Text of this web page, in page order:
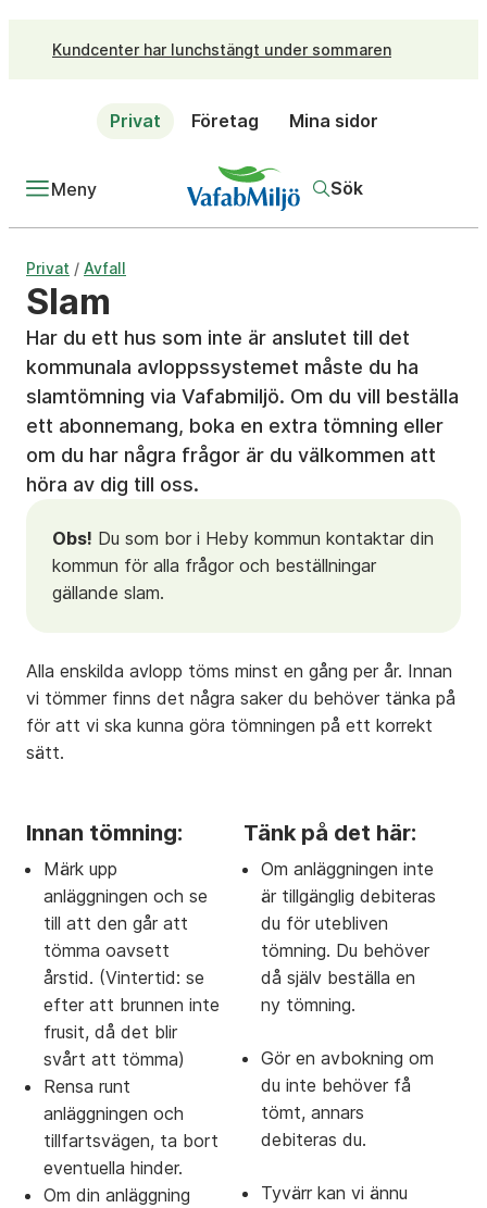
Kundcenter har lunchstängt under sommaren
Privat Företag Mina sidor
Meny Sök
Privat / Avfall
Slam
Har du ett hus som inte är anslutet till det
kommunala avloppssystemet måste du ha
slamtömning via Vafabmiljö. Om du vill beställa
ett abonnemang, boka en extra tömning eller
om du har några frågor är du välkommen att
höra av dig till oss.
Obs! Du som bor i Heby kommun kontaktar din
kommun för alla frågor och beställningar
gällande slam.
Alla enskilda avlopp töms minst en gång per år. Innan
vi tömmer finns det några saker du behöver tänka på
för att vi ska kunna göra tömningen på ett korrekt
sätt.
Innan tömning:
Märk upp
anläggningen och se
till att den går att
tömma oavsett
årstid. (Vintertid: se
efter att brunnen inte
frusit, då det blir
svårt att tömma)
Rensa runt
anläggningen och
tillfartsvägen, ta bort
eventuella hinder.
Om din anläggning
Tänk på det här:
Om anläggningen inte
är tillgänglig debiteras
du för utebliven
tömning. Du behöver
då själv beställa en
ny tömning.
Gör en avbokning om
du inte behöver få
tömt, annars
debiteras du.
Tyvärr kan vi ännu